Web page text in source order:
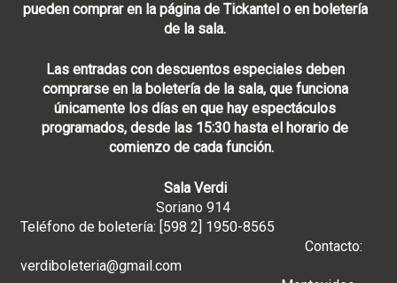
pueden comprar en la página de Tickantel o en boletería
de la sala.
Las entradas con descuentos especiales deben
comprarse en la boletería de la sala, que funciona
únicamente los días en que hay espectáculos
programados, desde las 15:30 hasta el horario de
comienzo de cada función.
Sala Verdi
Soriano 914
Teléfono de boletería: [598 2] 1950-8565
Contacto:
verdiboleteria@gmail.com